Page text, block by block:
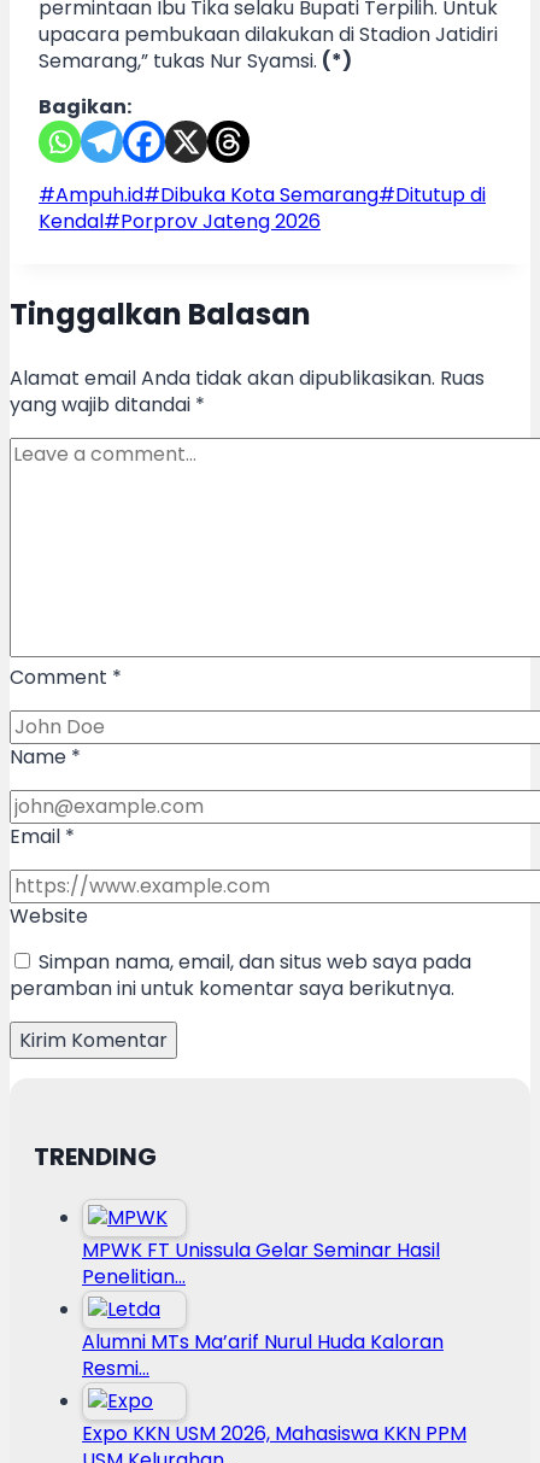
permintaan Ibu Tika selaku Bupati Terpilih. Untuk
upacara pembukaan dilakukan di Stadion Jatidiri
Semarang,” tukas Nur Syamsi. (*)
Bagikan:
Post
Tags:
#Ampuh.id#Dibuka Kota Semarang#Ditutup di
Kendal#Porprov Jateng 2026
Tinggalkan Balasan
Alamat email Anda tidak akan dipublikasikan. Ruas
yang wajib ditandai *
Comment *
Name *
Email *
Website
Simpan nama, email, dan situs web saya pada
peramban ini untuk komentar saya berikutnya.
TRENDING
MPWK FT Unissula Gelar Seminar Hasil
Penelitian…
Alumni MTs Ma’arif Nurul Huda Kaloran
Resmi…
Expo KKN USM 2026, Mahasiswa KKN PPM